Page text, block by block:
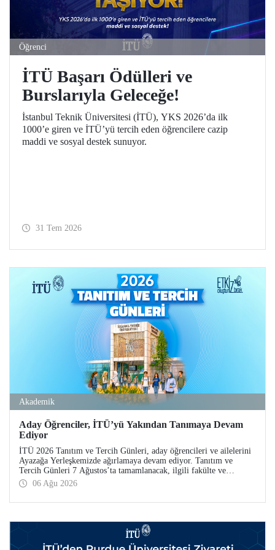
Öğrenci
İTÜ Başarı Ödülleri ve
Burslarıyla Geleceğe!
İstanbul Teknik Üniversitesi (İTÜ), YKS 2026’da ilk
1000’e giren ve İTÜ’yü tercih eden öğrencilere cazip
maddi ve sosyal destek sunuyor.
31 Tem 2026
Akademik
Aday Öğrenciler, İTÜ’yü Yakından Tanımaya Devam
Ediyor
İTÜ 2026 Tanıtım ve Tercih Günleri, aday öğrencileri ve ailelerini
Ayazağa Yerleşkemizde ağırlamaya devam ediyor. Tanıtım ve
Tercih Günleri 7 Ağustos’ta tamamlanacak, ilgili fakülte ve
birimler adaylara bilgi vermeye devam edecek.
06 Ağu 2026